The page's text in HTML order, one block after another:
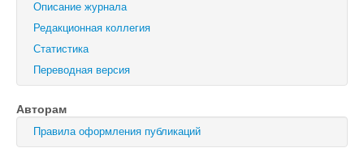
Письма в Журнал технической физики
Физика твердого тела
Физика и техника полупроводников
Оптика и спектроскопия
Описание журнала
Редакционная коллегия
Статистика
Переводная версия
Авторам
Правила оформления публикаций